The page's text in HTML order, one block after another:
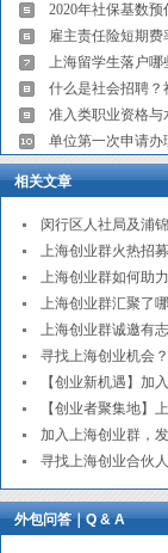
2020年社保基数预
雇主责任险短期费
上海留学生落户哪
什么是社会招聘？
准入类职业资格与
单位第一次申请办
相关文章
闵行区人社局及浦
上海创业群火热招
上海创业群如何助
上海创业群汇聚了
上海创业群诚邀有
寻找上海创业机会
【创业新机遇】加
【创业者聚集地】
加入上海创业群，
寻找上海创业合伙
外包问答｜Q & A